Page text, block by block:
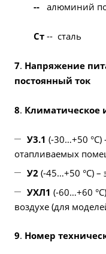
-- алюминий
Ст -- сталь
7. Напряжение
постоянный ток
8. Климатическое
У3.1 (-30…+50 °С)
отапливаемых
У2 (-45…+50 °С) –
УХЛ1 (-60…+60
воздухе (для
9. Номер